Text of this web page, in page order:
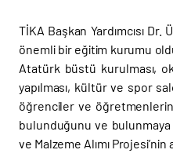
TİKA Başkan Yardımcısı
önemli bir eğitim kurumu
Atatürk büstü kurulması,
yapılması, kültür ve spor
öğrenciler ve öğretmenlerin
bulunduğunu ve bulunmaya
ve Malzeme Alımı